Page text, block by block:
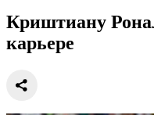
Криштиану
карьере